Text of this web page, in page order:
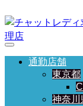
通勤店舗
東京都
神奈川